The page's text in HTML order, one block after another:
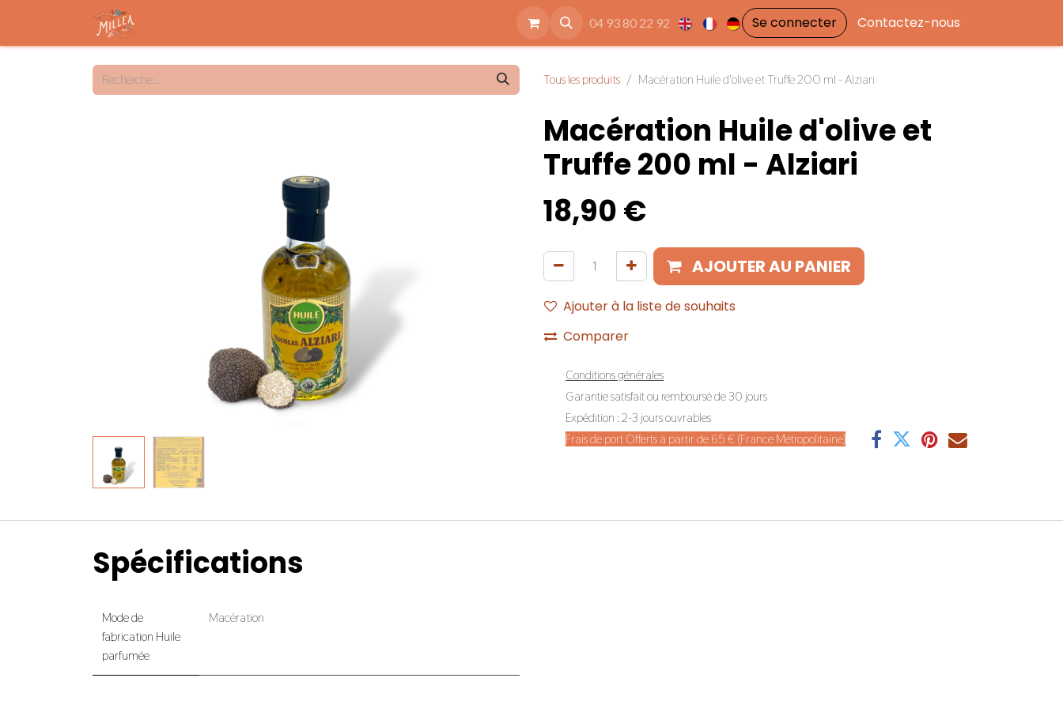
Qui sommes nous Nos engagements
04 93 80 22 92 Se connecter Contactez-nous
Tous les produits Macération Huile d'olive et Truffe 200 ml - Alziari
Macération Huile d'olive et
Truffe 200 ml - Alziari
18,90€
AJOUTER AU PANIER
Ajouter à la liste de souhaits
Comparer
Conditions générales
Garantie satisfait ou remboursé de 30 jours
Expédition : 2-3 jours ouvrables
Frais de port Offerts à partir de 65 € (France Métropolitaine)
Spécifications
Mode de
fabrication Huile
parfumée
Macération